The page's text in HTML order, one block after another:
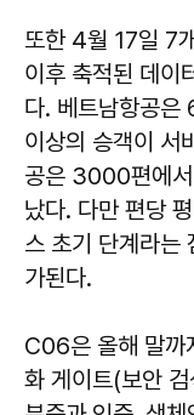
또한 4월 17일 7
이후 축적된 데이
다. 베트남항공
이상의 승객이 서
공은 3000편에서
났다. 다만 편당
스 초기 단계라는
가된다.
C06은 올해 말까
화 게이트(보안